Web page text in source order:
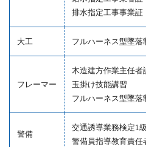
排水指定工事事業証
大工 フルハーネス型墜
フレーマー
木造建方作業主任者
玉掛け技能講習
フルハーネス型墜
警備
交通誘導業務検定1
警備員指導教育責任